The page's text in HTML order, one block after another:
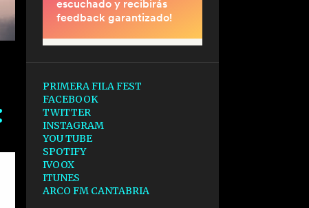
PRIMERA FILA FEST
FACEBOOK
TWITTER
INSTAGRAM
YOU TUBE
SPOTIFY
IVOOX
ITUNES
ARCO FM CANTABRIA